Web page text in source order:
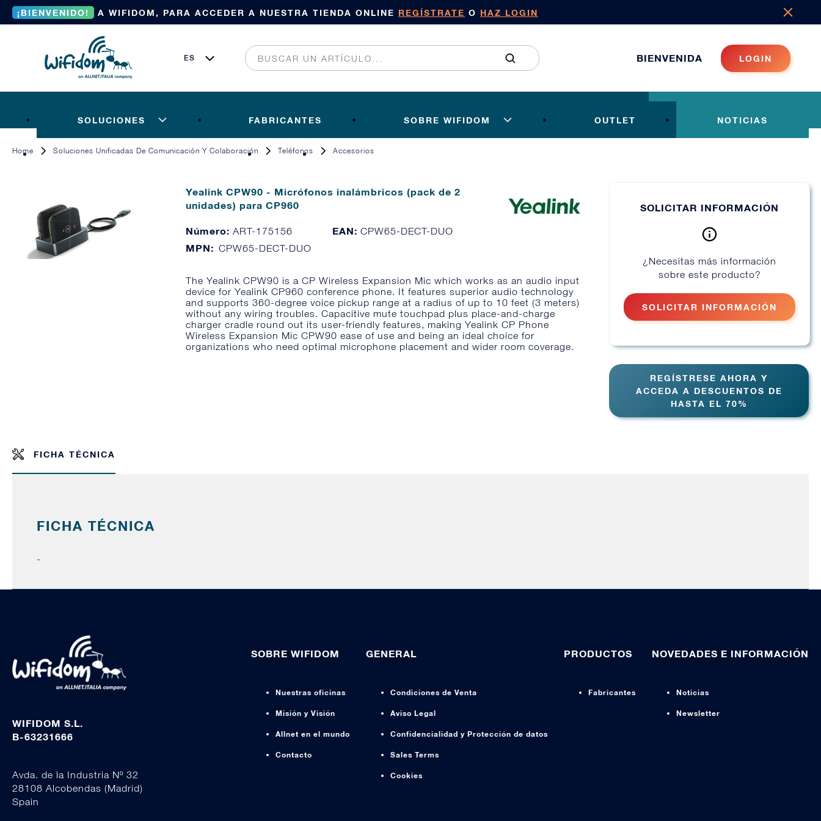
¡BIENVENIDO! A WIFIDOM, PARA ACCEDER A NUESTRA TIENDA ONLINE REGÍSTRATE O HAZ LOGIN
BIENVENIDA LOGIN
SOLUCIONES FABRICANTES SOBRE WIFIDOM OUTLET NOTICIAS
Home Soluciones Unificadas De Comunicación Y Colaboración Teléfonos Accesorios
Yealink CPW90 - Micrófonos inalámbricos (pack de 2
unidades) para CP960
Número:ART-175156 EAN: CPW65-DECT-DUO
MPN: CPW65-DECT-DUO
The Yealink CPW90 is a CP Wireless Expansion Mic which works as an audio input
device for Yealink CP960 conference phone. It features superior audio technology
and supports 360-degree voice pickup range at a radius of up to 10 feet (3 meters)
without any wiring troubles. Capacitive mute touchpad plus place-and-charge
charger cradle round out its user-friendly features, making Yealink CP Phone
Wireless Expansion Mic CPW90 ease of use and being an ideal choice for
organizations who need optimal microphone placement and wider room coverage.
SOLICITAR INFORMACIÓN
¿Necesitas más información
sobre este producto?
SOLICITAR INFORMACIÓN
REGÍSTRESE AHORA Y
ACCEDA A DESCUENTOS DE
HASTA EL 70%
FICHA TÉCNICA
FICHA TÉCNICA
-
WIFIDOM S.L.
B-63231666
Avda. de la Industria Nº 32
28108 Alcobendas (Madrid)
Spain
SOBRE WIFIDOM
Nuestras oficinas
Misión y Visión
Allnet en el mundo
Contacto
GENERAL
Condiciones de Venta
Aviso Legal
Confidencialidad y Protección de datos
Sales Terms
Cookies
PRODUCTOS
Fabricantes
NOVEDADES E INFORMACIÓN
Noticias
Newsletter